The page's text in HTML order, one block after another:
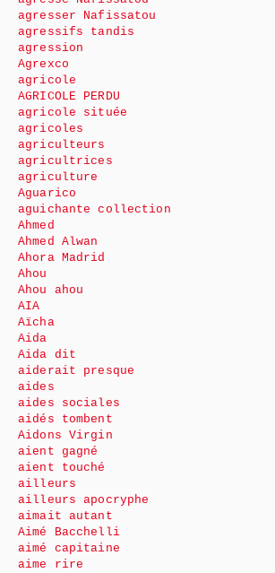
agresser Nafissatou
agressifs tandis
agression
Agrexco
agricole
AGRICOLE PERDU
agricole située
agricoles
agriculteurs
agricultrices
agriculture
Aguarico
aguichante collection
Ahmed
Ahmed Alwan
Ahora Madrid
Ahou
Ahou ahou
AIA
Aïcha
Aida
Aida dit
aiderait presque
aides
aides sociales
aidés tombent
Aidons Virgin
aient gagné
aient touché
ailleurs
ailleurs apocryphe
aimait autant
Aimé Bacchelli
aimé capitaine
aime rire